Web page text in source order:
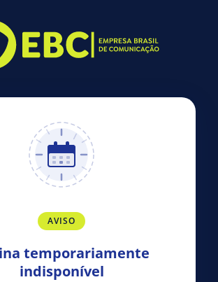
AVISO
temporariamente
indisponível